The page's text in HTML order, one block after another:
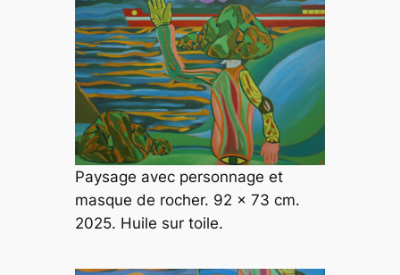
Paysage avec personnage et
masque de rocher. 92 x 73 cm.
2025. Huile sur toile.